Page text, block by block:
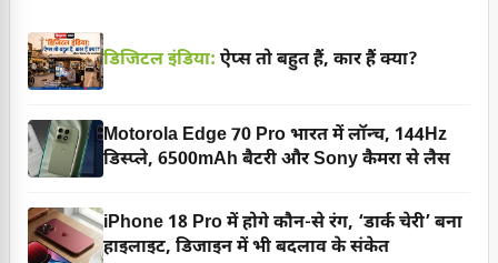
डिजिटल इंडिया: ऐप्स तो बहुत हैं, कार हैं क्या?
Motorola Edge 70 Pro भारत में लॉन्च, 144Hz
डिस्प्ले, 6500mAh बैटरी और Sony कैमरा से लैस
iPhone 18 Pro में होगे कौन-से रंग, ‘डार्क चेरी’ बना
हाइलाइट, डिजाइन में भी बदलाव के संकेत